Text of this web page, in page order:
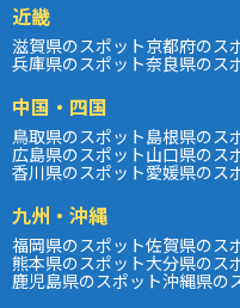
近畿
滋賀県のスポット京都府のス
兵庫県のスポット奈良県のス
中国・四国
鳥取県のスポット島根県のス
広島県のスポット山口県のス
香川県のスポット愛媛県のス
九州・沖縄
福岡県のスポット佐賀県のス
熊本県のスポット大分県のス
鹿児島県のスポット沖縄県の